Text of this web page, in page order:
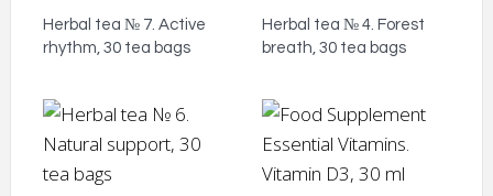
Herbal tea № 7. Active
rhythm, 30 tea bags
Herbal tea № 4. Forest
breath, 30 tea bags